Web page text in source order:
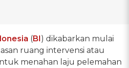
(BI) dikabarkan mulai
ruang intervensi atau
menahan laju pelemahan